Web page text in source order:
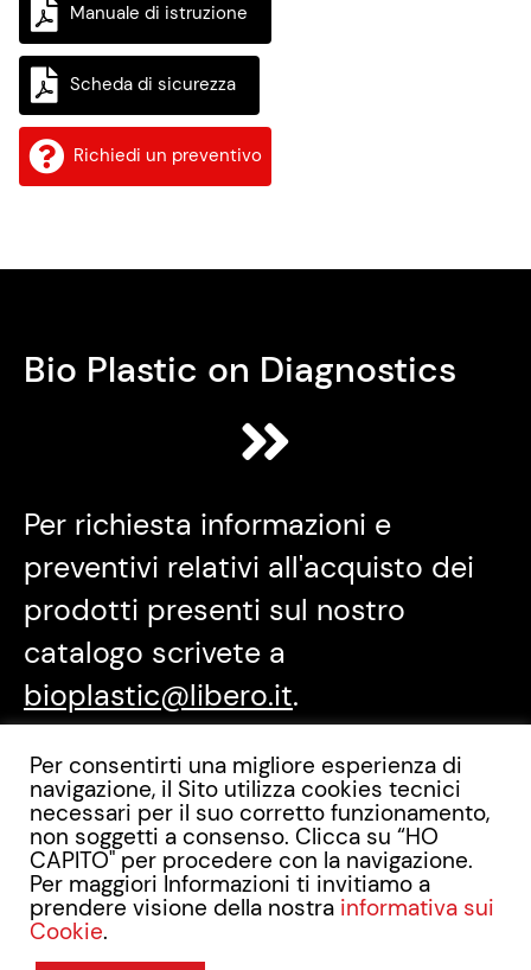
Manuale di istruzione
Scheda di sicurezza
Richiedi un preventivo
Bio Plastic on Diagnostics
Per richiesta informazioni e
preventivi relativi all'acquisto dei
prodotti presenti sul nostro
catalogo scrivete a
bioplastic@libero.it.
Menu
Chi siamo
Salute e Benessere
Links
Info & contatti
Via Alessandro Dudan, 9 -
00143 ROMA
TEL. +39 06 64530151
Per consentirti una migliore esperienza di
navigazione, il Sito utilizza cookies tecnici
necessari per il suo corretto funzionamento,
non soggetti a consenso. Clicca su “HO
CAPITO" per procedere con la navigazione.
Per maggiori Informazioni ti invitiamo a
prendere visione della nostra informativa sui
Cookie.